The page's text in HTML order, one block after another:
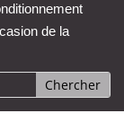
de la